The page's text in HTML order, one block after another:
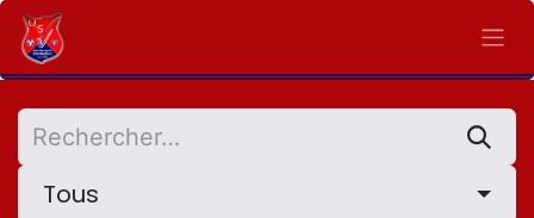
Se rendre au contenu
Tous